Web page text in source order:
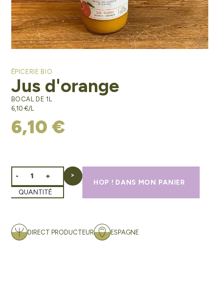
ÉPICERIE BIO
Jus d'orange
BOCAL DE 1L
6,10 €/L
6,10 €
-
+
QUANTITÉ
HOP ! DANS MON PANIER
DIRECT PRODUCTEUR ESPAGNE